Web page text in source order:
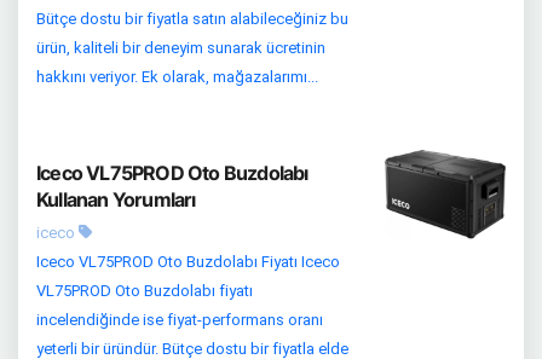
Bütçe dostu bir fiyatla satın alabileceğiniz bu
ürün, kaliteli bir deneyim sunarak ücretinin
hakkını veriyor. Ek olarak, mağazalarımı...
Iceco VL75PROD Oto Buzdolabı
Kullanan Yorumları
iceco
Iceco VL75PROD Oto Buzdolabı Fiyatı Iceco
VL75PROD Oto Buzdolabı fiyatı
incelendiğinde ise fiyat-performans oranı
yeterli bir üründür. Bütçe dostu bir fiyatla elde